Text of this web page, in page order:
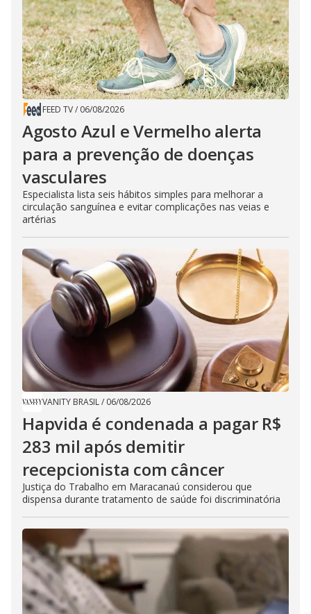
FEED TV/ 06/08/2026
Agosto Azul e Vermelho alerta
para a prevenção de doenças
vasculares
Especialista lista seis hábitos simples para melhorar a
circulação sanguínea e evitar complicações nas veias e
artérias
VANITY BRASIL/ 06/08/2026
Hapvida é condenada a pagar R$
283 mil após demitir
recepcionista com câncer
Justiça do Trabalho em Maracanaú considerou que
dispensa durante tratamento de saúde foi discriminatória